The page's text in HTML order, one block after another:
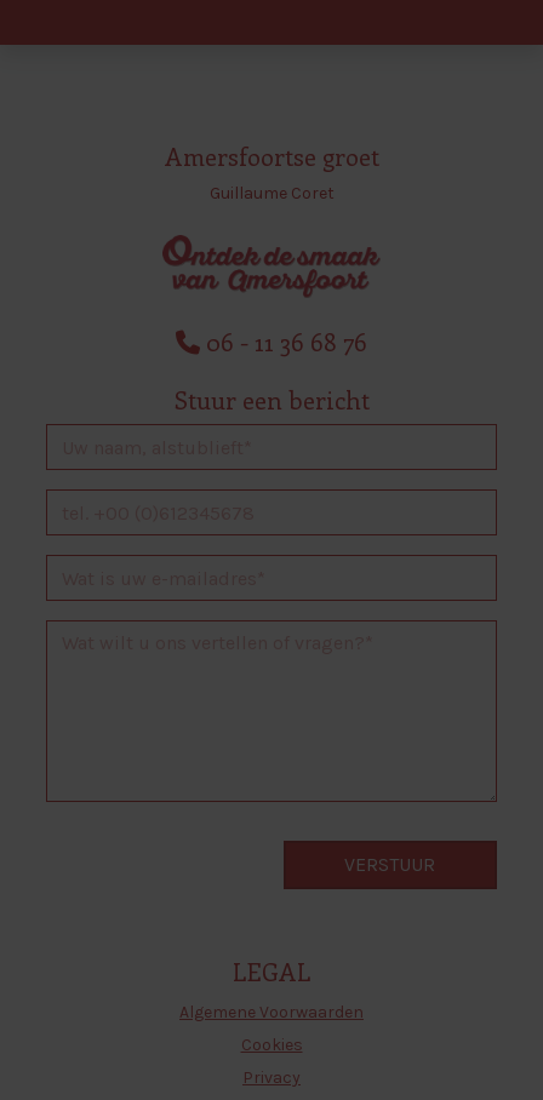
Amersfoortse groet
Guillaume Coret
06 - 11 36 68 76
Stuur een bericht
LEGAL
Algemene Voorwaarden
Cookies
Privacy